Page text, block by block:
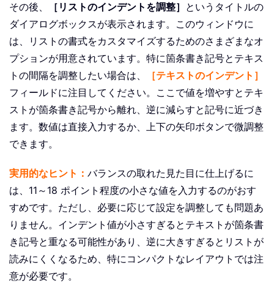
その後、 ［リストのインデントを調整］ というタイトルの
ダイアログボックスが表示されます。このウィンドウに
は、リストの書式をカスタマイズするためのさまざまなオ
プションが用意されています。特に箇条書き記号とテキス
トの間隔を調整したい場合は、
［テキストのインデント］
フィールドに注目してください。ここで値を増やすとテキ
ストが箇条書き記号から離れ、逆に減らすと記号に近づき
ます。数値は直接入力するか、上下の矢印ボタンで微調整
できます。
実用的なヒント： バランスの取れた見た目に仕上げるに
は、11～18 ポイント程度の小さな値を入力するのがおす
すめです。ただし、必要に応じて設定を調整しても問題あ
りません。インデント値が小さすぎるとテキストが箇条書
き記号と重なる可能性があり、逆に大きすぎるとリストが
読みにくくなるため、特にコンパクトなレイアウトでは注
意が必要です。